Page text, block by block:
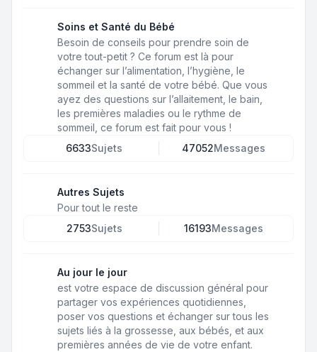
Soins et Santé du Bébé
Besoin de conseils pour prendre soin de
votre tout-petit ? Ce forum est là pour
échanger sur l’alimentation, l’hygiène, le
sommeil et la santé de votre bébé. Que vous
ayez des questions sur l’allaitement, le bain,
les premières maladies ou le rythme de
sommeil, ce forum est fait pour vous !
6633Sujets 47052Messages
Autres Sujets
Pour tout le reste
2753Sujets 16193Messages
Au jour le jour
est votre espace de discussion général pour
partager vos expériences quotidiennes,
poser vos questions et échanger sur tous les
sujets liés à la grossesse, aux bébés, et aux
premières années de vie de votre enfant.